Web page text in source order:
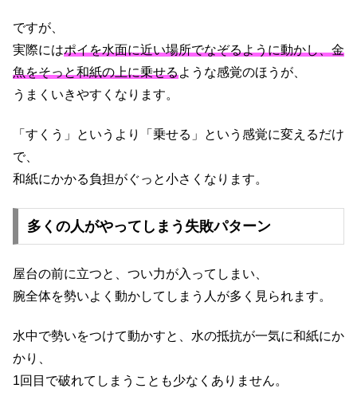
ですが、
実際にはポイを水面に近い場所でなぞるように動かし、金
魚をそっと和紙の上に乗せるような感覚のほうが、
うまくいきやすくなります。
「すくう」というより「乗せる」という感覚に変えるだけ
で、
和紙にかかる負担がぐっと小さくなります。
多くの人がやってしまう失敗パターン
屋台の前に立つと、つい力が入ってしまい、
腕全体を勢いよく動かしてしまう人が多く見られます。
水中で勢いをつけて動かすと、水の抵抗が一気に和紙にか
かり、
1回目で破れてしまうことも少なくありません。